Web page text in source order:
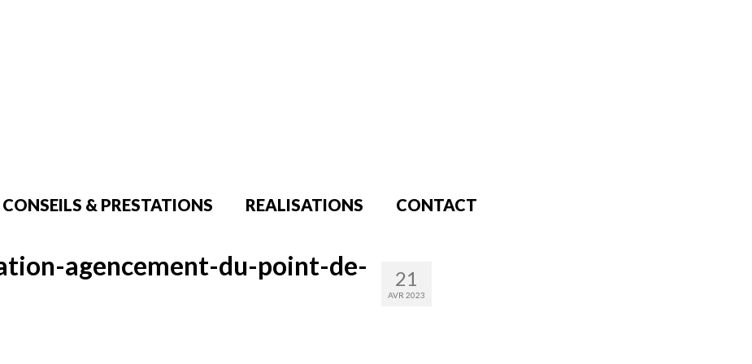
CONSEILS & PRESTATIONS REALISATIONS CONTACT
21
AVR 2023
agencement-du-point-de-